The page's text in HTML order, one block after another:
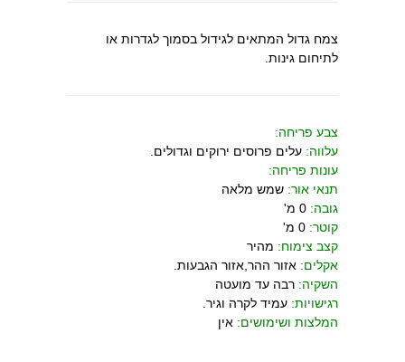
צמח גדול המתאים לגידול בסמוך לגדרות או
לתיחום גינות.
צבע פריחה:
עלווה: עלים פרוסים ירוקים וגדולים.
עונות פריחה:
תנאי אור: שמש מלאה
גובה:
קוטר:
קצב צימוח: מהיר
אקלים: אזור ההר,אזור הגבעות.
השקיה: רבה עד מועטה
רגישויות: עמיד לקרה וגיר.
המלצות ושימושים: אין